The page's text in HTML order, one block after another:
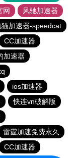
网
风驰加速器
猫加速器-speedcat
CC加速器
加速器
ios加速器
快连vn破解版
雷霆加速免费永久
CC加速器